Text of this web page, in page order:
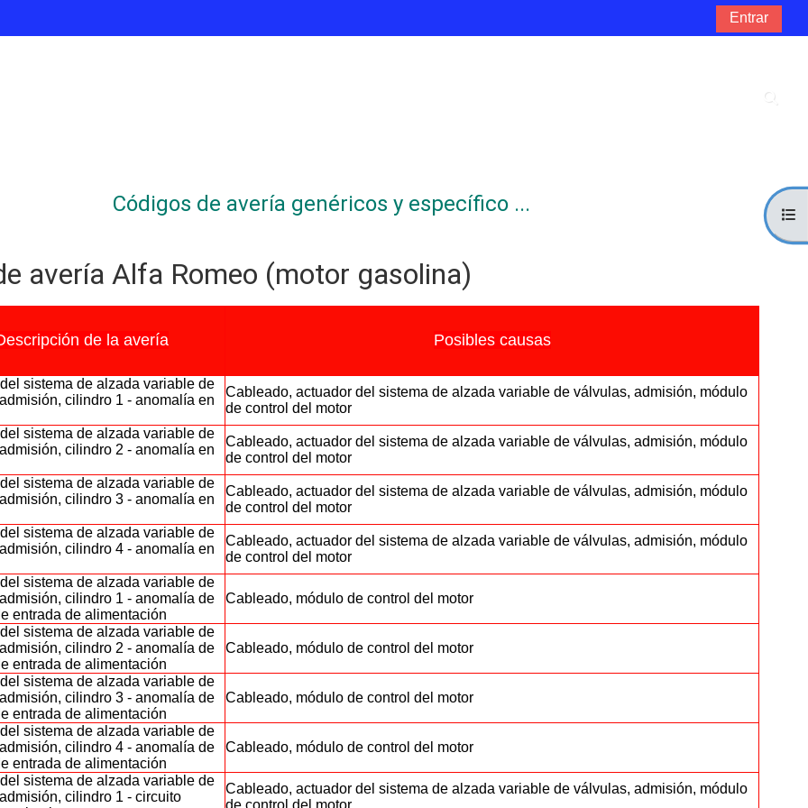
Entrar
Códigos de avería genéricos y específico ...
avería Alfa Romeo (motor gasolina)
de la avería Posibles causas
sistema de alzada variable de
cilindro 1 - anomalía en
Cableado, actuador del sistema de alzada variable de válvulas, admisión, módulo
de control del motor
sistema de alzada variable de
cilindro 2 - anomalía en
Cableado, actuador del sistema de alzada variable de válvulas, admisión, módulo
de control del motor
sistema de alzada variable de
cilindro 3 - anomalía en
Cableado, actuador del sistema de alzada variable de válvulas, admisión, módulo
de control del motor
sistema de alzada variable de
cilindro 4 - anomalía en
Cableado, actuador del sistema de alzada variable de válvulas, admisión, módulo
de control del motor
sistema de alzada variable de
cilindro 1 - anomalía de
entrada de alimentación
Cableado, módulo de control del motor
sistema de alzada variable de
cilindro 2 - anomalía de
entrada de alimentación
Cableado, módulo de control del motor
sistema de alzada variable de
cilindro 3 - anomalía de
entrada de alimentación
Cableado, módulo de control del motor
sistema de alzada variable de
cilindro 4 - anomalía de
entrada de alimentación
Cableado, módulo de control del motor
sistema de alzada variable de
cilindro 1 - circuito
Cableado, actuador del sistema de alzada variable de válvulas, admisión, módulo
de control del motor